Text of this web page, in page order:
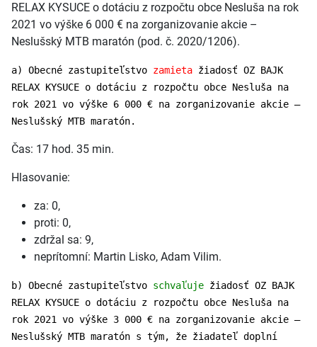
RELAX KYSUCE o dotáciu z rozpočtu obce Nesluša na rok
2021 vo výške 6 000 € na zorganizovanie akcie –
Neslušský MTB maratón (pod. č. 2020/1206).
a) Obecné zastupiteľstvo zamieta žiadosť OZ BAJK
RELAX KYSUCE o dotáciu z rozpočtu obce Nesluša na
rok 2021 vo výške 6 000 € na zorganizovanie akcie –
Neslušský MTB maratón.
Čas: 17 hod. 35 min.
Hlasovanie:
za: 0,
proti: 0,
zdržal sa: 9,
neprítomní: Martin Lisko, Adam Vilim.
b) Obecné zastupiteľstvo schvaľuje žiadosť OZ BAJK
RELAX KYSUCE o dotáciu z rozpočtu obce Nesluša na
rok 2021 vo výške 3 000 € na zorganizovanie akcie –
Neslušský MTB maratón s tým, že žiadateľ doplní